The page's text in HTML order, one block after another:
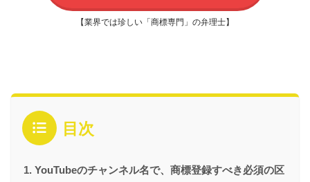
【業界では珍しい「商標専門」の弁理士】
目次
YouTubeのチャンネル名で、商標登録すべき必須の区